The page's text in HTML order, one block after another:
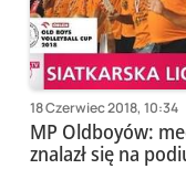
18 Czerwiec 2018, 10:34
MP Oldboyów:
znalazł się na